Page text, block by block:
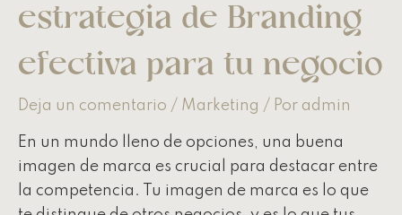
estrategia de Branding
efectiva para tu negocio
Deja un comentario / Marketing / Por admin
En un mundo lleno de opciones, una buena
imagen de marca es crucial para destacar entre
la competencia. Tu imagen de marca es lo que